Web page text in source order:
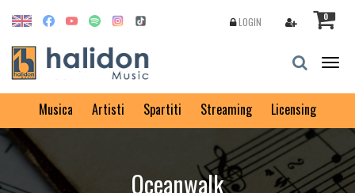
0
LOGIN
Musica Artisti Spartiti Streaming Licensing
Oceanwalk